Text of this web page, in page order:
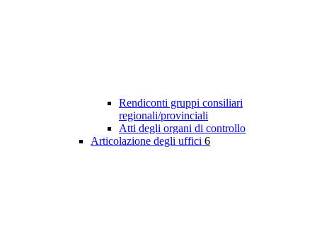
Rendiconti gruppi consiliari
regionali/provinciali
Atti degli organi di controllo
Articolazione degli uffici 6